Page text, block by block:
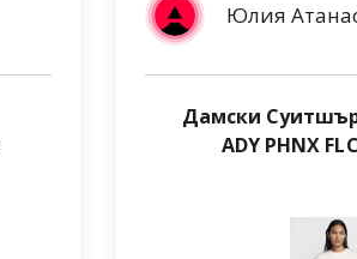
Юлия
Дамски
ADY PHNX